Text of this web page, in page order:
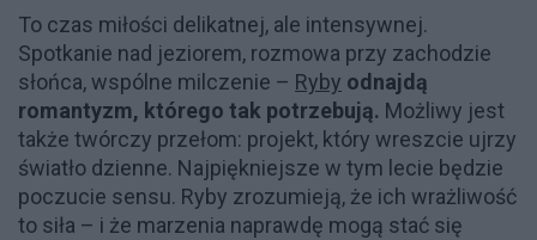
To czas miłości delikatnej, ale intensywnej.
Spotkanie nad jeziorem, rozmowa przy zachodzie
słońca, wspólne milczenie – Ryby odnajdą
romantyzm, którego tak potrzebują. Możliwy jest
także twórczy przełom: projekt, który wreszcie ujrzy
światło dzienne. Najpiękniejsze w tym lecie będzie
poczucie sensu. Ryby zrozumieją, że ich wrażliwość
to siła – i że marzenia naprawdę mogą stać się